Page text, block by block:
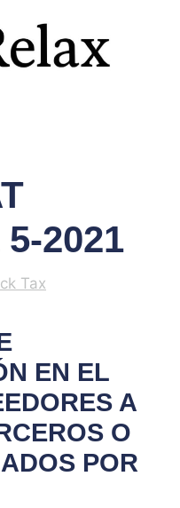
2021
Tax
EN EL
A
O
POR